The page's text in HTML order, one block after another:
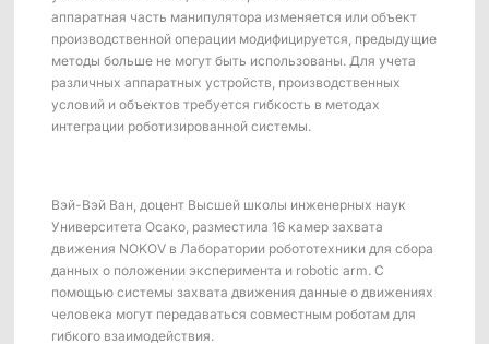
Все интеграции
аппаратная часть манипулятора изменяется или объект
производственной операции модифицируется, предыдущие
методы больше не могут быть использованы. Для учета
различных аппаратных устройств, производственных
условий и объектов требуется гибкость в методах
интеграции роботизированной системы.
Вэй-Вэй Ван, доцент Высшей школы инженерных наук
Университета Осако, разместила 16 камер захвата
движения NOKOV в Лаборатории робототехники для сбора
данных о положении эксперимента и robotic arm. С
помощью системы захвата движения данные о движениях
человека могут передаваться совместным роботам для
гибкого взаимодействия.